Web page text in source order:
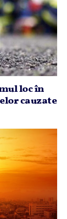
loc în
cauzate